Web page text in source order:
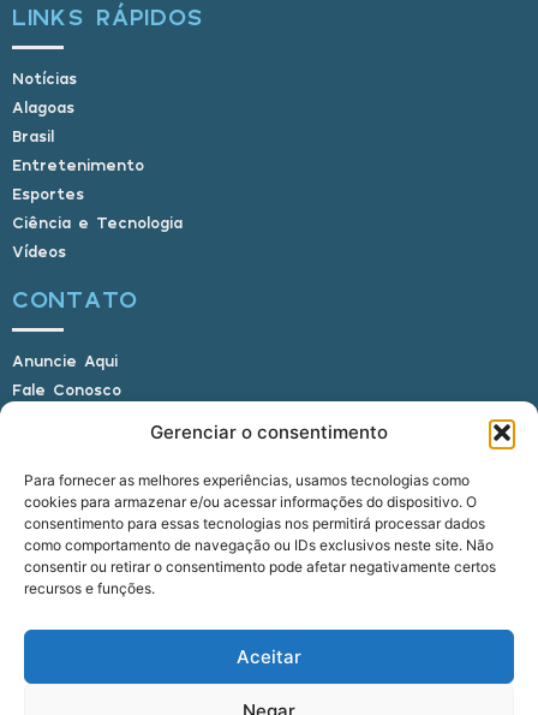
Gerenciar o consentimento
Para fornecer as melhores experiências, usamos tecnologias como
cookies para armazenar e/ou acessar informações do dispositivo. O
consentimento para essas tecnologias nos permitirá processar dados
como comportamento de navegação ou IDs exclusivos neste site. Não
consentir ou retirar o consentimento pode afetar negativamente certos
recursos e funções.
Aceitar
Negar
LINKS RÁPIDOS
Notícias
Alagoas
Brasil
Entretenimento
Esportes
Ciência e Tecnologia
Vídeos
CONTATO
Anuncie Aqui
Fale Conosco
E-mail: alagoasbrasilnoticias@gmail.com
Telefone: (82) 9 9691-0391 (Whatsapp)
Responsável Técnico: Crysthyan Carlos
Rua do Sau - Centro - Anadia - AL - CEP:
© 2022 - 2026 Alagoas Brasil Notícias. Todos os